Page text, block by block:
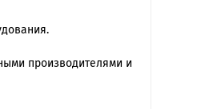
производителями и